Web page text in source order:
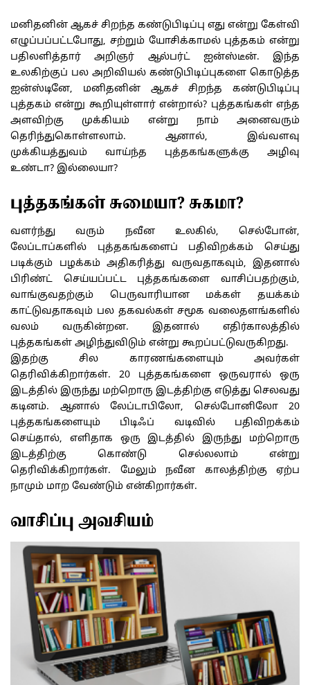
மனிதனின் ஆகச் சிறந்த கண்டுபிடிப்பு எது என்று கேள்வி
எழுப்பப்பட்டபோது, சற்றும் யோசிக்காமல் புத்தகம் என்று
பதிலளித்தார் அறிஞர் ஆல்பர்ட் ஐன்ஸ்டீன். இந்த
உலகிற்குப் பல அறிவியல் கண்டுபிடிப்புகளை கொடுத்த
ஐன்ஸ்டினே, மனிதனின் ஆகச் சிறந்த கண்டுபிடிப்பு
புத்தகம் என்று கூறியுள்ளார் என்றால்? புத்தகங்கள் எந்த
அளவிற்கு முக்கியம் என்று நாம் அனைவரும்
தெரிந்துகொள்ளலாம். ஆனால், இவ்வளவு
முக்கியத்துவம் வாய்ந்த புத்தகங்களுக்கு அழிவு
உண்டா? இல்லையா?
புத்தகங்கள் சுமையா? சுகமா?
வளர்ந்து வரும் நவீன உலகில், செல்போன்,
லேப்டாப்களில் புத்தகங்களைப் பதிவிறக்கம் செய்து
படிக்கும் பழக்கம் அதிகரித்து வருவதாகவும், இதனால்
பிரிண்ட் செய்யப்பட்ட புத்தகங்களை வாசிப்பதற்கும்,
வாங்குவதற்கும் பெருவாரியான மக்கள் தயக்கம்
காட்டுவதாகவும் பல தகவல்கள் சமூக வலைதளங்களில்
வலம் வருகின்றன. இதனால் எதிர்காலத்தில்
புத்தகங்கள் அழிந்துவிடும் என்று கூறப்பட்டுவருகிறது.
இதற்கு சில காரணங்களையும் அவர்கள்
தெரிவிக்கிறார்கள். 20 புத்தகங்களை ஒருவரால் ஒரு
இடத்தில் இருந்து மற்றொரு இடத்திற்கு எடுத்து செலவது
கடினம். ஆனால் லேப்டாபிலோ, செல்போனிலோ 20
புத்தகங்களையும் பிடிஃப் வடிவில் பதிவிறக்கம்
செய்தால், எளிதாக ஒரு இடத்தில் இருந்து மற்றொரு
இடத்திற்கு கொண்டு செல்லலாம் என்று
தெரிவிக்கிறார்கள். மேலும் நவீன காலத்திற்கு ஏற்ப
நாமும் மாற வேண்டும் என்கிறார்கள்.
வாசிப்பு அவசியம்